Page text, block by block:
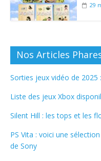
29
Nos Articles
Sorties jeux vidéo de
Liste des jeux Xbox
Silent Hill : les tops et les
PS Vita : voici une
de Sony